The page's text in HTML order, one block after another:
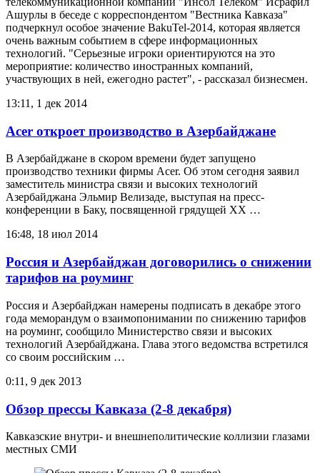
Ашурлы в беседе с корреспондентом "Вестника Кавказа"
подчеркнул особое значение BakuTel-2014, которая является
очень важным событием в сфере информационных
технологий. "Серьезные игроки ориентируются на это
мероприятие: количество иностранных компаний,
участвующих в ней, ежегодно растет", - рассказал бизнесмен.
13:11, 1 дек 2014
Acer откроет производство в Азербайджане
В Азербайджане в скором времени будет запущено
производство техники фирмы Acer. Об этом сегодня заявил
заместитель министра связи и высоких технологий
Азербайджана Эльмир Велизаде, выступая на пресс-
конференции в Баку, посвященной грядущей XX …
16:48, 18 июл 2014
Россия и Азербайджан договорились о снижении
тарифов на роуминг
Россия и Азербайджан намерены подписать в декабре этого
года меморандум о взаимопонимании по снижению тарифов
на роуминг, сообщило Министерство связи и высоких
технологий Азербайджана. Глава этого ведомства встретился
со своим российским …
0:11, 9 дек 2013
Обзор прессы Кавказа (2-8 декабря)
Кавказские внутри- и внешнеполитические коллизии глазами
местных СМИ